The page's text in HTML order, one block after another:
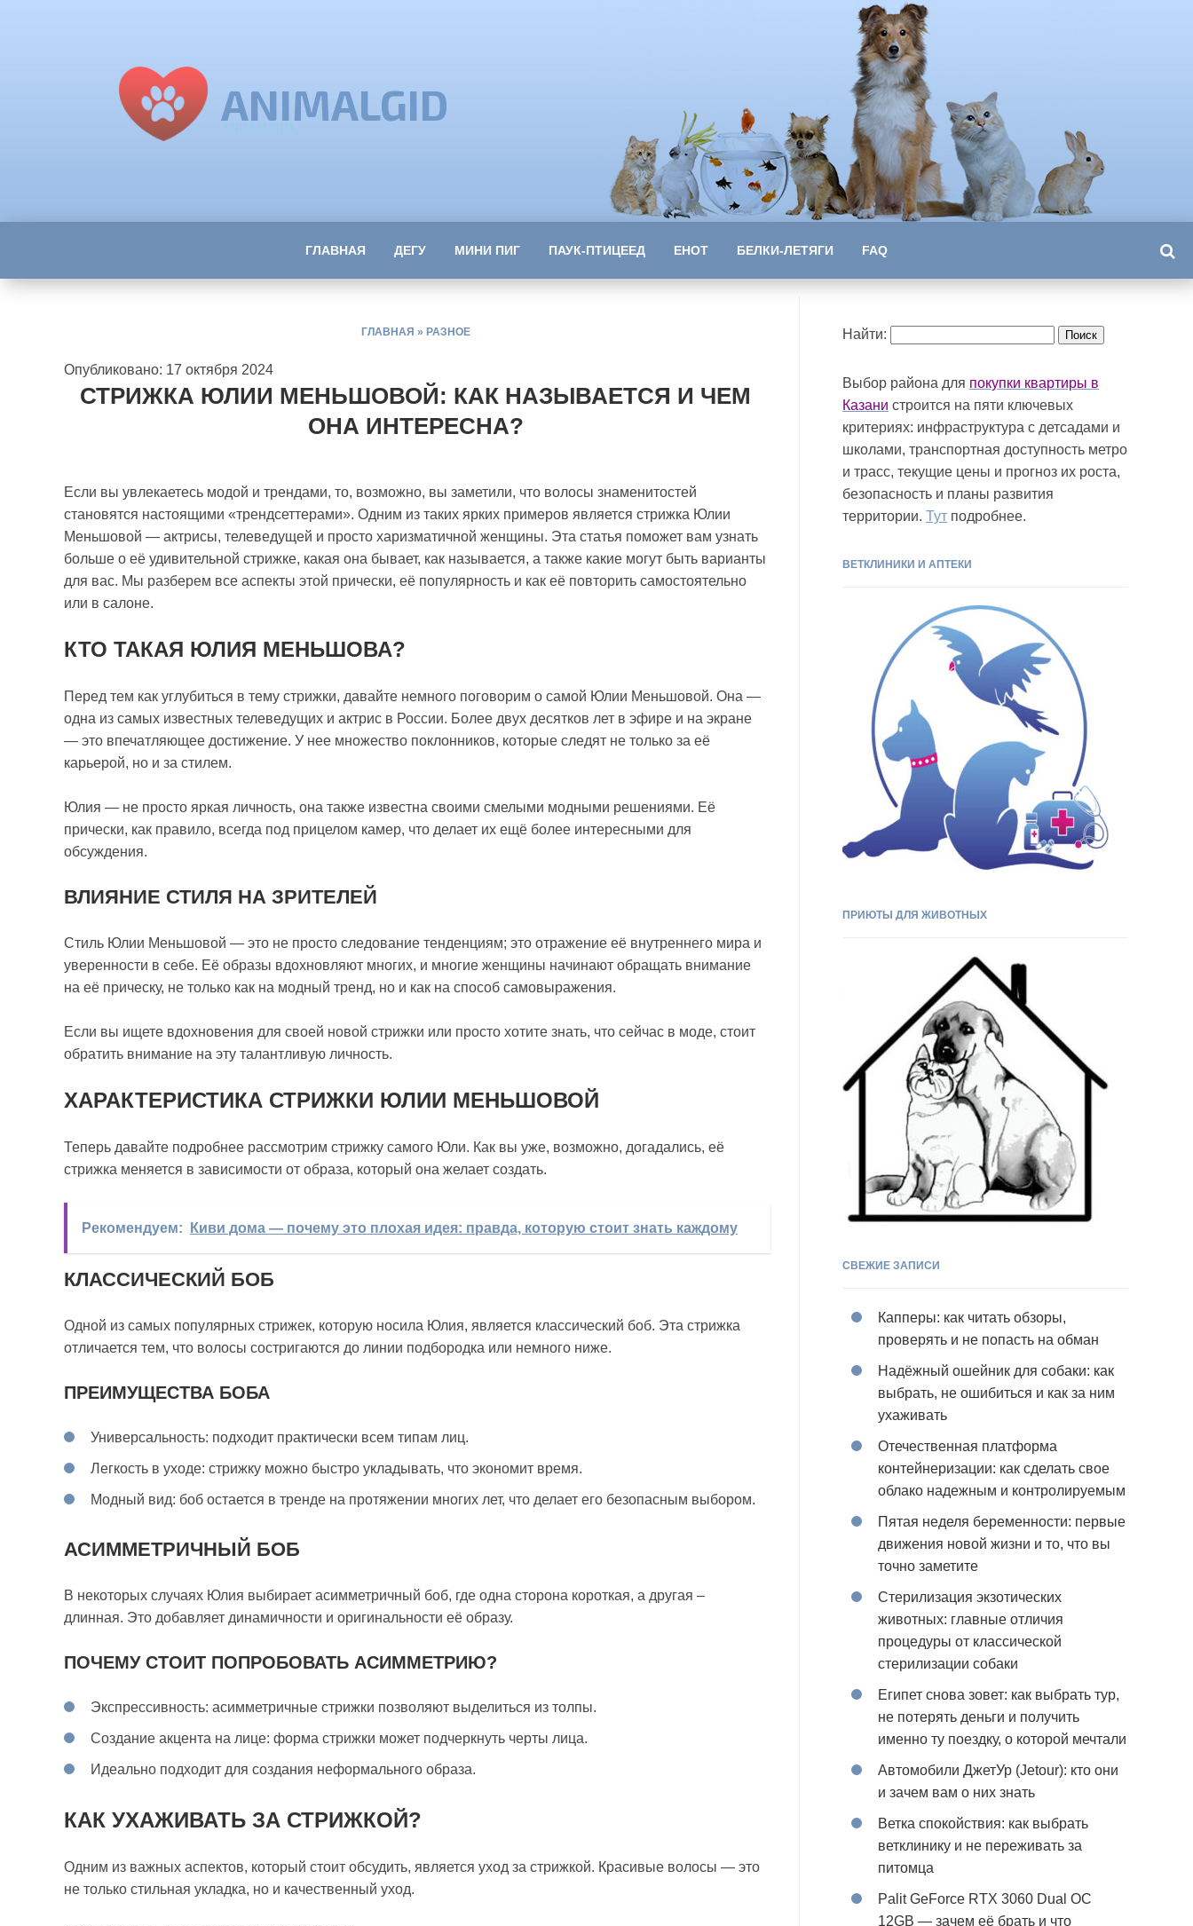
ANIMALGID
ANIMALGID
ГЛАВНАЯ ДЕГУ МИНИ ПИГ ПАУК-ПТИЦЕЕД ЕНОТ БЕЛКИ-ЛЕТЯГИ FAQ
ГЛАВНАЯ » РАЗНОЕ
Опубликовано: 17 октября 2024
СТРИЖКА ЮЛИИ МЕНЬШОВОЙ: КАК НАЗЫВАЕТСЯ И ЧЕМ
ОНА ИНТЕРЕСНА?
Если вы увлекаетесь модой и трендами, то, возможно, вы заметили, что волосы знаменитостей
становятся настоящими «трендсеттерами». Одним из таких ярких примеров является стрижка Юлии
Меньшовой — актрисы, телеведущей и просто харизматичной женщины. Эта статья поможет вам узнать
больше о её удивительной стрижке, какая она бывает, как называется, а также какие могут быть варианты
для вас. Мы разберем все аспекты этой прически, её популярность и как её повторить самостоятельно
или в салоне.
КТО ТАКАЯ ЮЛИЯ МЕНЬШОВА?
Перед тем как углубиться в тему стрижки, давайте немного поговорим о самой Юлии Меньшовой. Она —
одна из самых известных телеведущих и актрис в России. Более двух десятков лет в эфире и на экране
— это впечатляющее достижение. У нее множество поклонников, которые следят не только за её
карьерой, но и за стилем.
Юлия — не просто яркая личность, она также известна своими смелыми модными решениями. Её
прически, как правило, всегда под прицелом камер, что делает их ещё более интересными для
обсуждения.
ВЛИЯНИЕ СТИЛЯ НА ЗРИТЕЛЕЙ
Стиль Юлии Меньшовой — это не просто следование тенденциям; это отражение её внутреннего мира и
уверенности в себе. Её образы вдохновляют многих, и многие женщины начинают обращать внимание
на её прическу, не только как на модный тренд, но и как на способ самовыражения.
Если вы ищете вдохновения для своей новой стрижки или просто хотите знать, что сейчас в моде, стоит
обратить внимание на эту талантливую личность.
ХАРАКТЕРИСТИКА СТРИЖКИ ЮЛИИ МЕНЬШОВОЙ
Теперь давайте подробнее рассмотрим стрижку самого Юли. Как вы уже, возможно, догадались, её
стрижка меняется в зависимости от образа, который она желает создать.
Рекомендуем: Киви дома — почему это плохая идея: правда, которую стоит знать каждому
КЛАССИЧЕСКИЙ БОБ
Одной из самых популярных стрижек, которую носила Юлия, является классический боб. Эта стрижка
отличается тем, что волосы состригаются до линии подбородка или немного ниже.
ПРЕИМУЩЕСТВА БОБА
Универсальность: подходит практически всем типам лиц.
Легкость в уходе: стрижку можно быстро укладывать, что экономит время.
Модный вид: боб остается в тренде на протяжении многих лет, что делает его безопасным выбором.
АСИММЕТРИЧНЫЙ БОБ
В некоторых случаях Юлия выбирает асимметричный боб, где одна сторона короткая, а другая –
длинная. Это добавляет динамичности и оригинальности её образу.
ПОЧЕМУ СТОИТ ПОПРОБОВАТЬ АСИММЕТРИЮ?
Экспрессивность: асимметричные стрижки позволяют выделиться из толпы.
Создание акцента на лице: форма стрижки может подчеркнуть черты лица.
Идеально подходит для создания неформального образа.
КАК УХАЖИВАТЬ ЗА СТРИЖКОЙ?
Одним из важных аспектов, который стоит обсудить, является уход за стрижкой. Красивые волосы — это
не только стильная укладка, но и качественный уход.
Найти:
Выбор района для покупки квартиры в
Казани строится на пяти ключевых
критериях: инфраструктура с детсадами и
школами, транспортная доступность метро
и трасс, текущие цены и прогноз их роста,
безопасность и планы развития
территории. Тут подробнее.
ВЕТКЛИНИКИ И АПТЕКИ
ПРИЮТЫ ДЛЯ ЖИВОТНЫХ
СВЕЖИЕ ЗАПИСИ
Капперы: как читать обзоры,
проверять и не попасть на обман
Надёжный ошейник для собаки: как
выбрать, не ошибиться и как за ним
ухаживать
Отечественная платформа
контейнеризации: как сделать свое
облако надежным и контролируемым
Пятая неделя беременности: первые
движения новой жизни и то, что вы
точно заметите
Стерилизация экзотических
животных: главные отличия
процедуры от классической
стерилизации собаки
Египет снова зовет: как выбрать тур,
не потерять деньги и получить
именно ту поездку, о которой мечтали
Автомобили ДжетУр (Jetour): кто они
и зачем вам о них знать
Ветка спокойствия: как выбрать
ветклинику и не переживать за
питомца
Palit GeForce RTX 3060 Dual OC
12GB — зачем её брать и что